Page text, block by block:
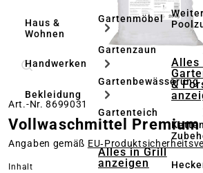
Haus &
Wohnen
Handwerken
Bekleidung
Gartenmöbel
Gartenzaun
Gartenbewässerung
Gartenteich
Alles in Grill
anzeigen
Alles
&
Art.-Nr. 8699031
Vollwaschmittel Premium
Angaben gemäß
Inhalt